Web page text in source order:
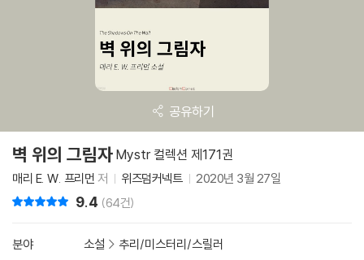
공유하기
벽 위의 그림자 Mystr 컬렉션 제171권
매리 E. W. 프리먼 저 위즈덤커넥트 2020년 3월 27일
9.4 (64건)
분야 소설 > 추리/미스터리/스릴러